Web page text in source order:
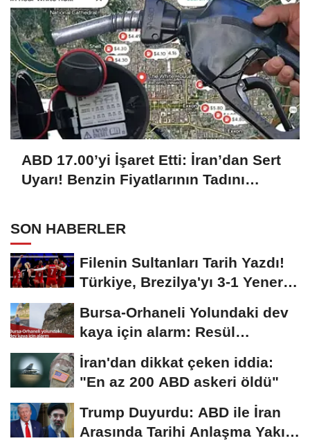
ABD 17.00’yi İşaret Etti: İran’dan Sert
Uyarı! Benzin Fiyatlarının Tadını
SON HABERLER
Filenin Sultanları Tarih Yazdı!
Türkiye, Brezilya'yı 3-1 Yenerek
Bursa-Orhaneli Yolundaki dev
kaya için alarm: Resül
Kaplan'dan yetkililere...
İran'dan dikkat çeken iddia:
"En az 200 ABD askeri öldü"
Trump Duyurdu: ABD ile İran
Arasında Tarihi Anlaşma Yakın!